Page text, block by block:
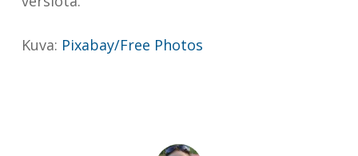
Kuva: Pixabay/Free Photos